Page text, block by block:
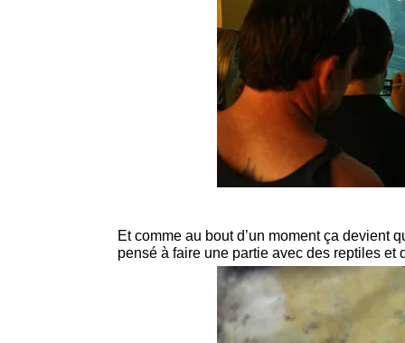
Et comme au bout d’un moment ça devient
pensé à faire une partie avec des reptiles